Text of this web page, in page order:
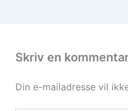
Skriv en
Din e-mailadresse vil